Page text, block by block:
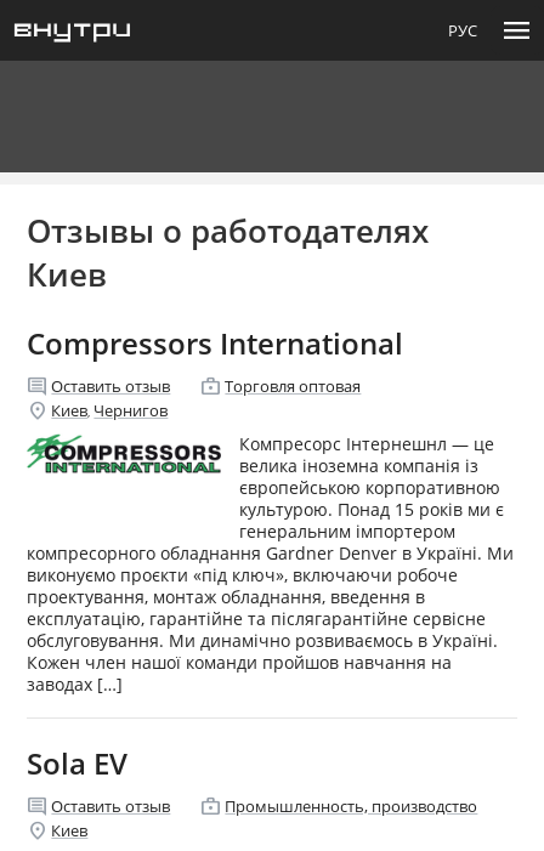
РУС menu
Отзывы о работодателях
Киев
Compressors International
comment Оставить отзыв enterprise Торговля оптовая
location_on Киев, Чернигов
Компресорс Інтернешнл — це
велика іноземна компанія із
європейською корпоративною
культурою. Понад 15 років ми є
генеральним імпортером
компресорного обладнання Gardner Denver в Україні. Ми
виконуємо проєкти «під ключ», включаючи робоче
проектування, монтаж обладнання, введення в
експлуатацію, гарантійне та післягарантійне сервісне
обслуговування. Ми динамічно розвиваємось в Україні.
Кожен член нашої команди пройшов навчання на
заводах […]
Sola EV
comment Оставить отзыв enterprise Промышленность, производство
location_on Киев